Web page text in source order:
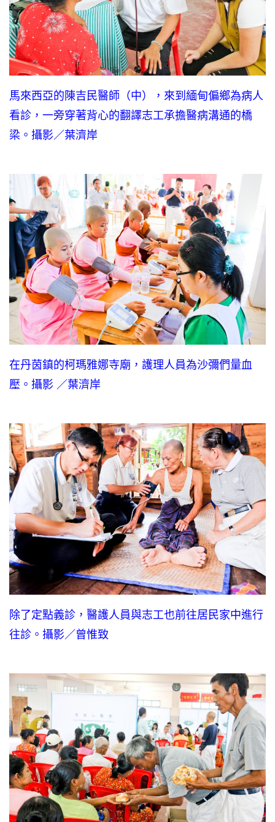
馬來西亞的陳吉民醫師（中），來到緬甸偏鄉為病人
看診，一旁穿著背心的翻譯志工承擔醫病溝通的橋
梁。攝影／葉濟岸
在丹茵鎮的柯瑪雅娜寺廟，護理人員為沙彌們量血
壓。攝影 ／葉濟岸
除了定點義診，醫護人員與志工也前往居民家中進行
往診。攝影／曾惟致